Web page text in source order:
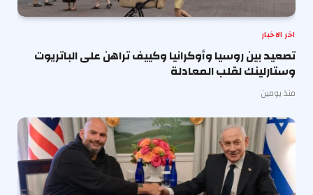
اخر الاخبار
تصعيد بين روسيا وأوكرانيا وكييف تراهن على الباتريوت
وستارلينك لقلب المعادلة
منذ يومين